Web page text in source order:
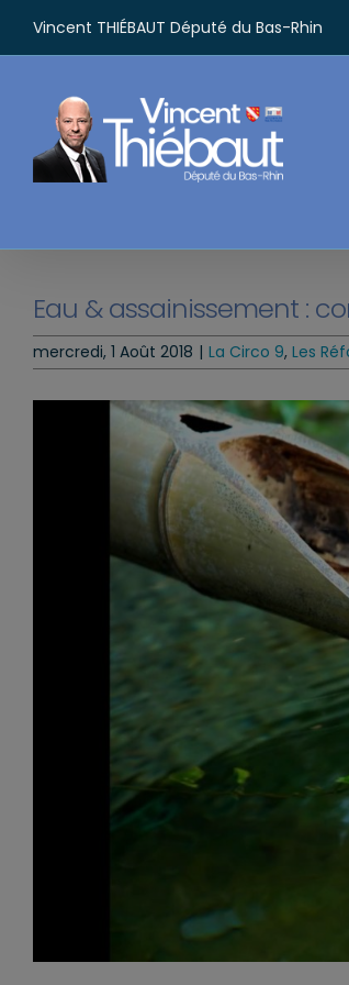
contenu
Vincent THIÉBAUT Député du Bas-Rhin
Eau & assainissement :
mercredi, 1 Août 2018 | La Circo 9, Les